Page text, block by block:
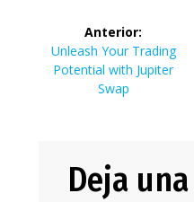
Navegación
entradas
Anterior:
Entrada
anterior:
Unleash Your Trading
Potential with Jupiter
Swap
Deja